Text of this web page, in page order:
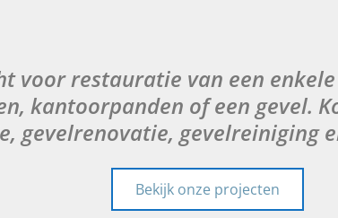
voor restauratie van een
kantoorpanden of een gevel.
gevelrenovatie, gevelreiniging
Bekijk onze projecten